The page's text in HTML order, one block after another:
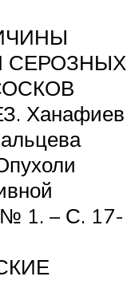
СЕРОЗНЫХ
Ханафиев
№ 1. – С. 17-